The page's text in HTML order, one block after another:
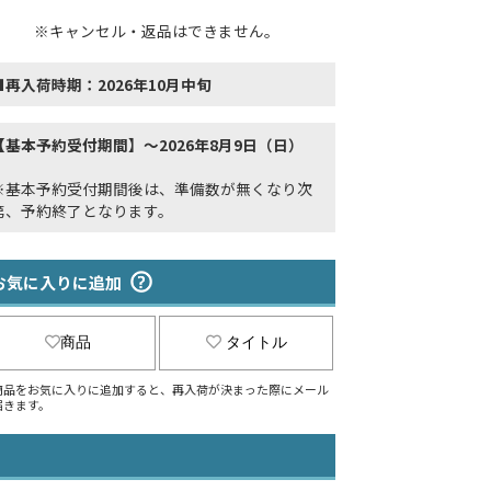
※キャンセル・返品はできません。
入荷時期：2026年10月中旬
基本予約受付期間】～2026年8月9日（日）
本予約受付期間後は、準備数が無くなり次
、予約終了となります。
気に入りに追加
商品 タイトル
をお気に入りに追加すると、再入荷が決まった際にメール
ます。